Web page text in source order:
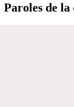
Paroles de